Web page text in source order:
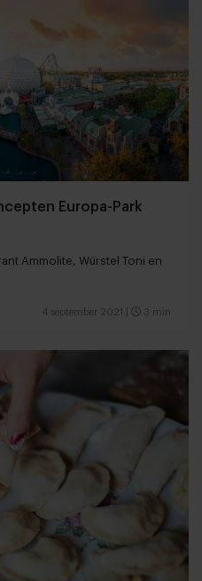
Europa-Park
Ammolite, Würstel Toni en
4 september 2021 3 min